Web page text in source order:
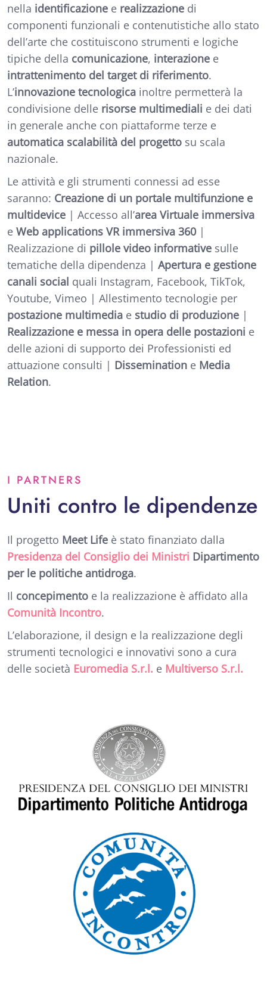
nella identificazione e realizzazione di
componenti funzionali e contenutistiche allo stato
dell’arte che costituiscono strumenti e logiche
tipiche della comunicazione, interazione e
intrattenimento del target di riferimento.
L’innovazione tecnologica inoltre permetterà la
condivisione delle risorse multimediali e dei dati
in generale anche con piattaforme terze e
automatica scalabilità del progetto su scala
nazionale.
Le attività e gli strumenti connessi ad esse
saranno: Creazione di un portale multifunzione e
multidevice | Accesso all’area Virtuale immersiva
e Web applications VR immersiva 360 |
Realizzazione di pillole video informative sulle
tematiche della dipendenza | Apertura e gestione
canali social quali Instagram, Facebook, TikTok,
Youtube, Vimeo | Allestimento tecnologie per
postazione multimedia e studio di produzione |
Realizzazione e messa in opera delle postazioni e
delle azioni di supporto dei Professionisti ed
attuazione consulti | Dissemination e Media
Relation.
I PARTNERS
Uniti contro le dipendenze
Il progetto Meet Life è stato finanziato dalla
Presidenza del Consiglio dei Ministri Dipartimento
per le politiche antidroga.
Il concepimento e la realizzazione è affidato alla
Comunità Incontro.
L’elaborazione, il design e la realizzazione degli
strumenti tecnologici e innovativi sono a cura
delle società Euromedia S.r.l. e Multiverso S.r.l.